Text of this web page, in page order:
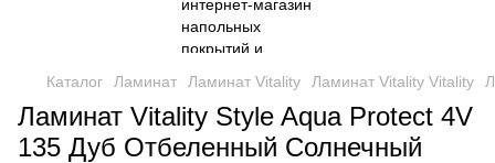
Каталог Ламинат Ламинат Vitality Ламинат Vitality Vitality
Ламинат Vitality Style Aqua Protect 4V
135 Дуб Отбеленный Солнечный